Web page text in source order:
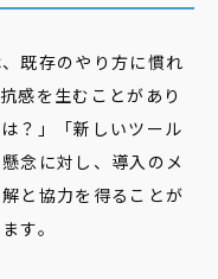
既存のやり方に慣れ
感を生むことがあり
？」「新しいツール
念に対し、導入のメ
と協力を得ることが
す。